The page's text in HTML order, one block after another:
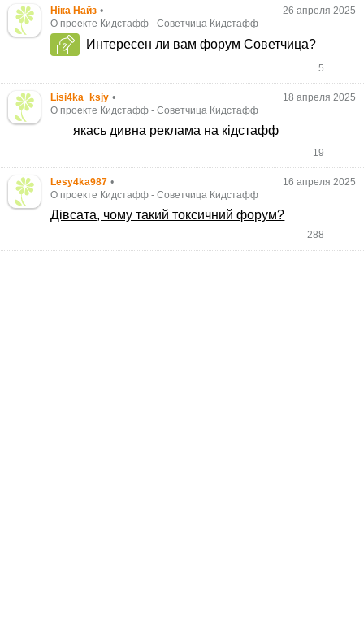
Ніка Найз •
26 апреля 2025
О проекте Кидстафф -Советчица Кидстафф
Интересен ли вам форум Советчица?
5
Lisi4ka_ksjy •
18 апреля 2025
О проекте Кидстафф -Советчица Кидстафф
якась дивна реклама на кідстафф
19
Lesy4ka987 •
16 апреля 2025
О проекте Кидстафф -Советчица Кидстафф
Дівсата, чому такий токсичний форум?
288